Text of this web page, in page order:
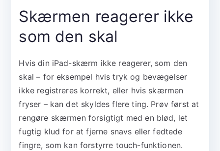
Skærmen reagerer ikke
som den skal
Hvis din iPad-skærm ikke reagerer, som den
skal – for eksempel hvis tryk og bevægelser
ikke registreres korrekt, eller hvis skærmen
fryser – kan det skyldes flere ting. Prøv først at
rengøre skærmen forsigtigt med en blød, let
fugtig klud for at fjerne snavs eller fedtede
fingre, som kan forstyrre touch-funktionen.